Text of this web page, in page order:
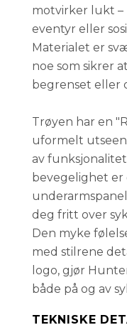
motvirker lukt
eventyr eller
Materialet er
noe som sikrer
begrenset eller
Trøyen har en
uformelt
av
bevegelighet
deg fritt over
Den myke
med stilrene
logo, gjør
både på og av
TEKNISKE